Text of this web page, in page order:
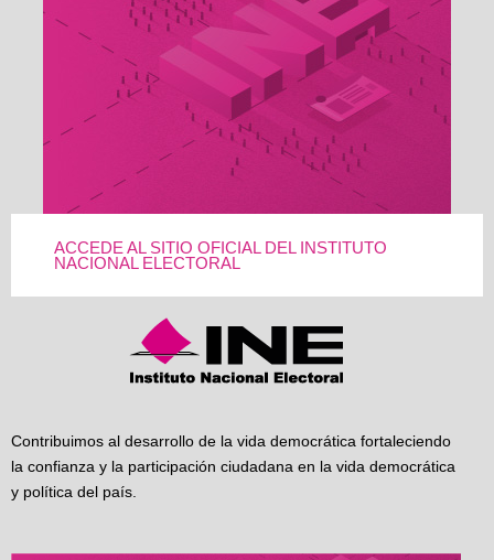
ACCEDE AL SITIO OFICIAL DEL INSTITUTO
NACIONAL ELECTORAL
Contribuimos al desarrollo de la vida democrática fortaleciendo
la confianza y la participación ciudadana en la vida democrática
y política del país.